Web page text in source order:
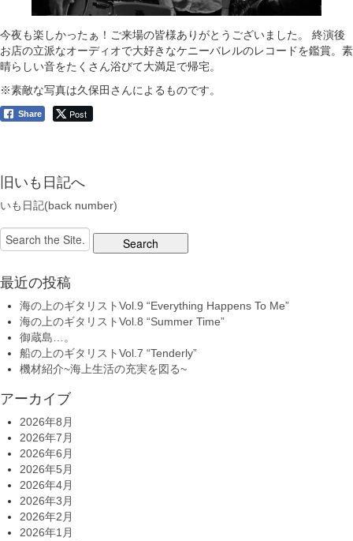
今夜も楽しかったぁ！ご来場の皆様ありがとうございました。 終演後
お店の立派なオーディオで大好きなケニーバレルのレコードを鑑賞。素
晴らしい音をたくさん浴びて大満足で帰宅。
※素敵な写真は久保田さんによるものです。
Share Post
旧いも日記へ
いも日記(back number)
Search
for:
最近の投稿
海の上のギタリストVol.9 “Everything Happens To Me”
海の上のギタリストVol.8 “Summer Time”
御蔵島…。
船の上のギタリストVol.7 “Tenderly”
機材紹介~海上生活の充実を図る~
アーカイブ
2026年8月
2026年7月
2026年6月
2026年5月
2026年4月
2026年3月
2026年2月
2026年1月